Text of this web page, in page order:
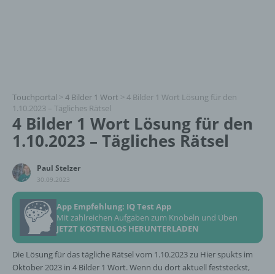
Touchportal > 4 Bilder 1 Wort > 4 Bilder 1 Wort Lösung für den
1.10.2023 – Tägliches Rätsel
4 Bilder 1 Wort Lösung für den
1.10.2023 – Tägliches Rätsel
Paul Stelzer
30.09.2023
App Empfehlung: IQ Test App
Mit zahlreichen Aufgaben zum Knobeln und Üben
JETZT KOSTENLOS HERUNTERLADEN
Die Lösung für das tägliche Rätsel vom 1.10.2023 zu Hier spukts im
Oktober 2023 in 4 Bilder 1 Wort. Wenn du dort aktuell feststeckst,